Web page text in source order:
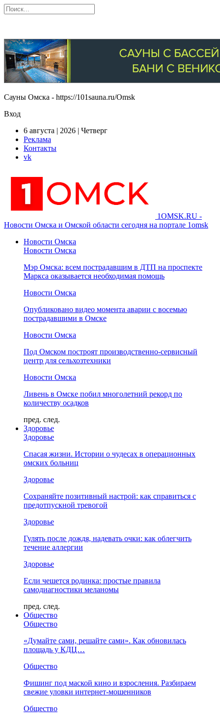
Сауны Омска - https://101sauna.ru/Omsk
Вход
6 августа | 2026 | Четверг
Реклама
Контакты
vk
1OMSK.RU -
Новости Омска и Омской области сегодня на портале 1omsk
Новости Омска
Новости Омска
Мэр Омска: всем пострадавшим в ДТП на проспекте
Маркса оказывается необходимая помощь
Новости Омска
Опубликовано видео момента аварии с восемью
пострадавшими в Омске
Новости Омска
Под Омском построят производственно-сервисный
центр для сельхозтехники
Новости Омска
Ливень в Омске побил многолетний рекорд по
количеству осадков
пред. след.
Здоровье
Здоровье
Спасая жизни. Истории о чудесах в операционных
омских больниц
Здоровье
Сохраняйте позитивный настрой: как справиться с
предотпускной тревогой
Здоровье
Гулять после дождя, надевать очки: как облегчить
течение аллергии
Здоровье
Если чешется родинка: простые правила
самодиагностики меланомы
пред. след.
Общество
Общество
«Думайте сами, решайте сами». Как обновилась
площадь у КДЦ…
Общество
Фишинг под маской кино и взросления. Разбираем
свежие уловки интернет-мошенников
Общество